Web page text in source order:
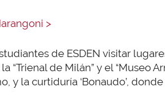
>
de ESDEN visitar
“Trienal de Milán” y el “Museo
y la curtiduría ‘Bonaudo’,